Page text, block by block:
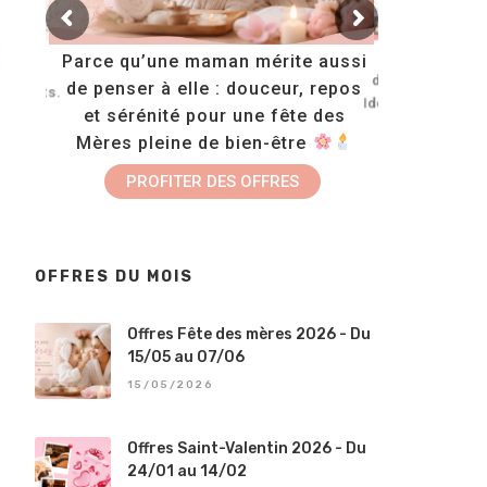
PROFITER DES OFFRES
Parce qu’une maman mérite aussi
de penser à elle : douceur, repos
et sérénité pour une fête des
Mères pleine de bien-être
disponibles en
Idéals pour
OFFRES DU MOIS
Offres Fête des mères 2026 - Du
15/05 au 07/06
15/05/2026
Offres Saint-Valentin 2026 - Du
24/01 au 14/02